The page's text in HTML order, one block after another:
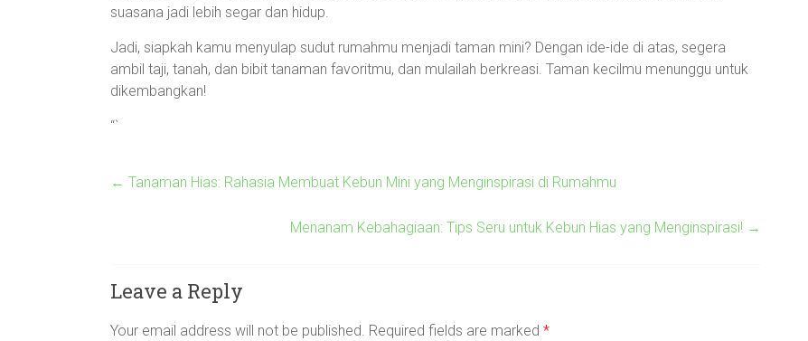
suasana jadi lebih segar dan hidup.
Jadi, siapkah kamu menyulap sudut rumahmu menjadi taman mini? Dengan ide-ide di atas, segera
ambil taji, tanah, dan bibit tanaman favoritmu, dan mulailah berkreasi. Taman kecilmu menunggu untuk
dikembangkan!
“`
← Tanaman Hias: Rahasia Membuat Kebun Mini yang Menginspirasi di Rumahmu
Menanam Kebahagiaan: Tips Seru untuk Kebun Hias yang Menginspirasi! →
Leave a Reply
Your email address will not be published. Required fields are marked *